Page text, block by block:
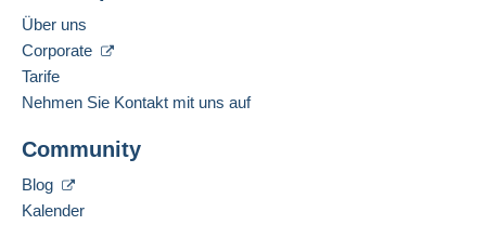
Über uns
Corporate
Tarife
Nehmen Sie Kontakt mit uns auf
Community
Blog
Kalender